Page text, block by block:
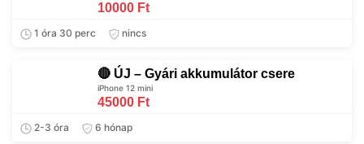
10000 Ft
1 óra 30 perc nincs
🔴 ÚJ – Gyári akkumulátor csere
iPhone 12 mini
45000 Ft
2-3 óra 6 hónap